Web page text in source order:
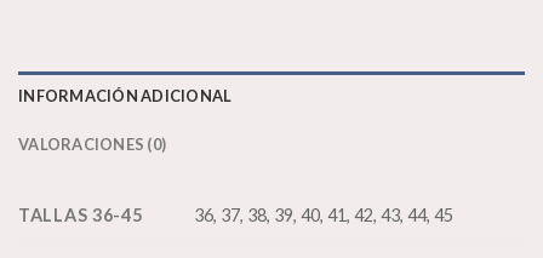
INFORMACIÓN ADICIONAL
VALORACIONES (0)
TALLAS 36-45 36, 37, 38, 39, 40, 41, 42, 43, 44, 45